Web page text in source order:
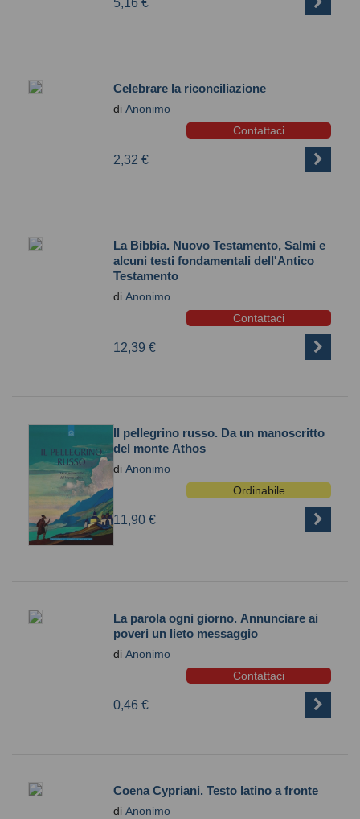
5,16 €
Celebrare la riconciliazione
di Anonimo
Contattaci
2,32 €
La Bibbia. Nuovo Testamento, Salmi e
alcuni testi fondamentali dell'Antico
Testamento
di Anonimo
Contattaci
12,39 €
Il pellegrino russo. Da un manoscritto
del monte Athos
di Anonimo
Ordinabile
11,90 €
La parola ogni giorno. Annunciare ai
poveri un lieto messaggio
di Anonimo
Contattaci
0,46 €
Coena Cypriani. Testo latino a fronte
di Anonimo